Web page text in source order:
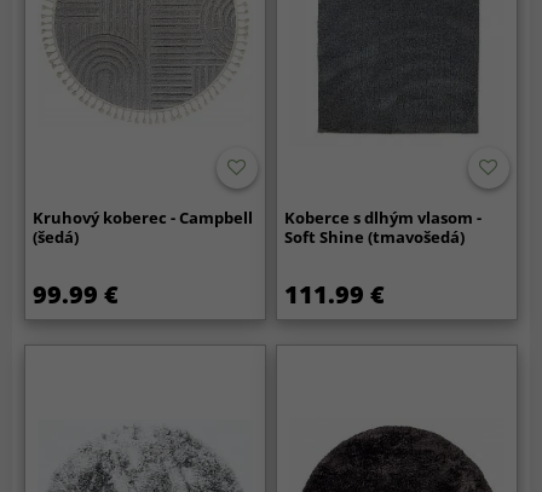
Kruhový koberec - Campbell
(šedá)
99.99 €
Koberce s dlhým vlasom -
Soft Shine (tmavošedá)
111.99 €